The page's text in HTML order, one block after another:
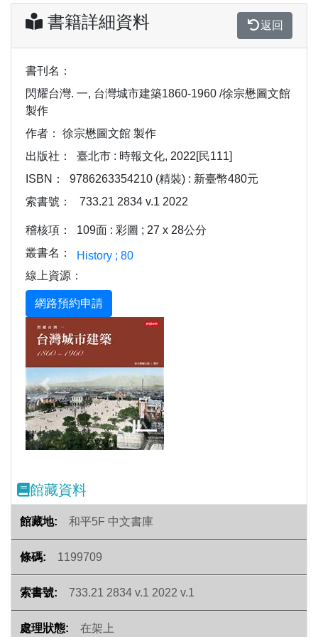
書籍詳細資料 返回
書刊名：
閃耀台灣. 一, 台灣城市建築1860-1960 /徐宗懋圖文館
製作
作者：
徐宗懋圖文館 製作
出版社：
臺北市 : 時報文化, 2022[民111]
ISBN：
9786263354210 (精裝) : 新臺幣480元
索書號：
733.21 2834 v.1 2022
稽核項：
109面 : 彩圖 ; 27 x 28公分
叢書名：
History ; 80
線上資源：
Previous
館藏資料
和平5F 中文書庫
1199709
733.21 2834 v.1 2022 v.1
在架上